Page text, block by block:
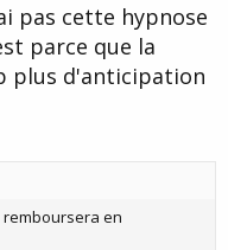
pas cette hypnose
parce que la
plus d'anticipation
en